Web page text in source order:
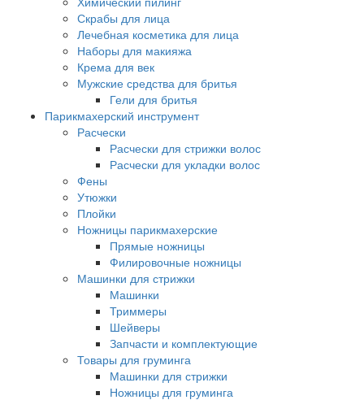
Скрабы для лица
Лечебная косметика для лица
Наборы для макияжа
Крема для век
Мужские средства для бритья
Гели для бритья
Парикмахерский инструмент
Расчески
Расчески для стрижки волос
Расчески для укладки волос
Фены
Утюжки
Плойки
Ножницы парикмахерские
Прямые ножницы
Филировочные ножницы
Машинки для стрижки
Машинки
Триммеры
Шейверы
Запчасти и комплектующие
Товары для груминга
Машинки для стрижки
Ножницы для груминга